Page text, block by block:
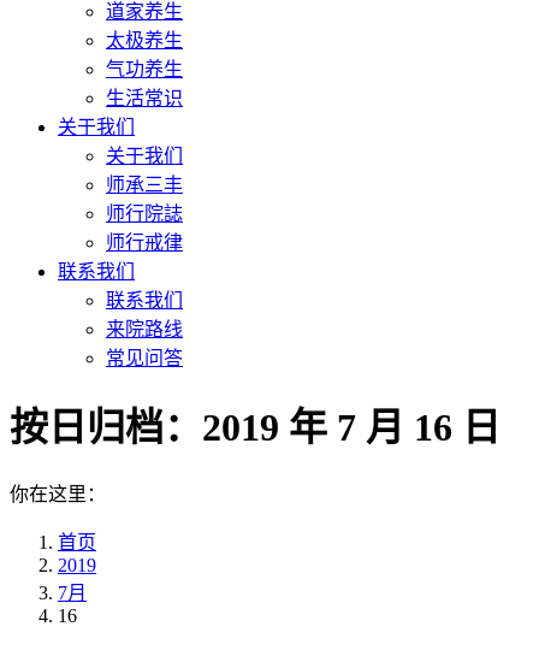
道家养生
太极养生
气功养生
生活常识
关于我们
关于我们
师承三丰
师行院誌
师行戒律
联系我们
联系我们
来院路线
常见问答
按日归档： 2019 年 7 月 16 日
你在这里：
首页
2019
7月
16